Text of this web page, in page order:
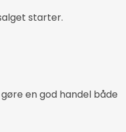
starter.
en god handel både